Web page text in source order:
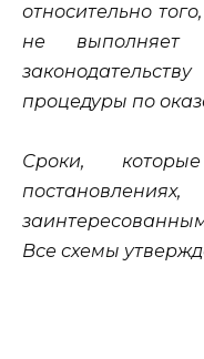
относительно
не
процедуры по
Сроки,
Все схемы